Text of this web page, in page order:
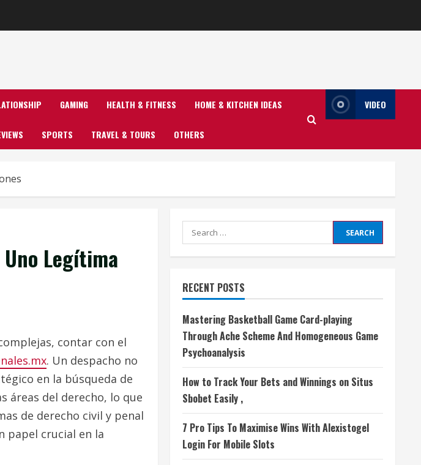
GAMING HEALTH & FITNESS HOME & KITCHEN IDEAS
SPORTS TRAVEL & TOURS OTHERS
VIDEO
Legítima
contar con el
. Un despacho no
en la búsqueda de
áreas del derecho, lo que
de derecho civil y penal
papel crucial en la
Search
for:
RECENT POSTS
Mastering Basketball Game Card-playing
Through Ache Scheme And Homogeneous Game
Psychoanalysis
How to Track Your Bets and Winnings on Situs
Sbobet Easily ,
7 Pro Tips To Maximise Wins With Alexistogel
Login For Mobile Slots